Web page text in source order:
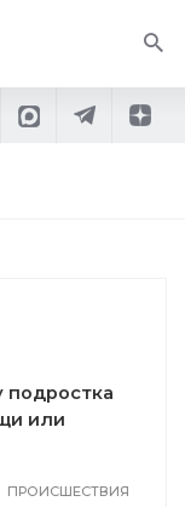
подростка
или
ПРОИСШЕСТВИЯ